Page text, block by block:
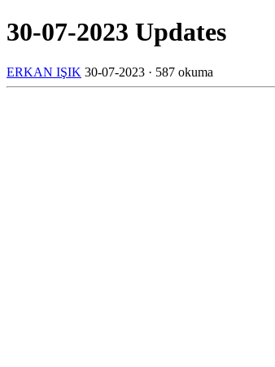
30-07-2023 Updates
ERKAN IŞIK 30-07-2023 · 587 okuma